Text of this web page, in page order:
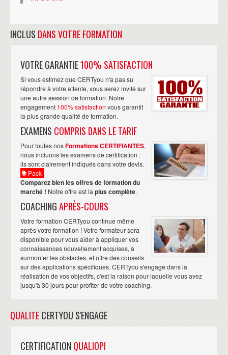
INCLUS DANS VOTRE FORMATION
VOTRE GARANTIE100% SATISFACTION
Si vous estimez que CERTyou n'a pas su
répondre à votre attente, vous serez invité sur
une autre session de formation. Notre
engagement 100% satisfaction vous garantit
la plus grande qualité de formation.
EXAMENS COMPRIS DANS LE TARIF
Pour toutes nosFormations CERTIFIANTES,
nous incluons les examens de certification :
ils sont clairement indiqués dans votre devis.
Pack
Comparez bien les offres de formation du
marché ! Notre offre est la plus complète.
COACHINGAPRÈS-COURS
Votre formation CERTyou continue même
après votre formation ! Votre formateur sera
disponible pour vous aider à appliquer vos
connaissances nouvellement acquises, à
surmonter les obstacles, et offre des conseils
sur des applications spécifiques. CERTyou s'engage dans la
réalisation de vos objectifs, c'est la raison pour laquelle vous avez
jusqu'à 30 jours pour profiter de votre coaching.
QUALITECERTYOU S'ENGAGE
CERTIFICATION QUALIOPI